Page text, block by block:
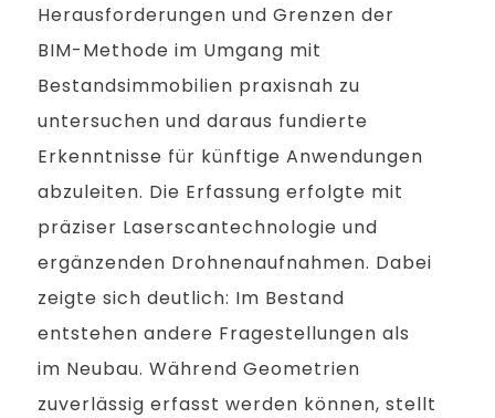
Herausforderungen und Grenzen der
BIM-Methode im Umgang mit
Bestandsimmobilien praxisnah zu
untersuchen und daraus fundierte
Erkenntnisse für künftige Anwendungen
abzuleiten. Die Erfassung erfolgte mit
präziser Laserscantechnologie und
ergänzenden Drohnenaufnahmen. Dabei
zeigte sich deutlich: Im Bestand
entstehen andere Fragestellungen als
im Neubau. Während Geometrien
zuverlässig erfasst werden können, stellt